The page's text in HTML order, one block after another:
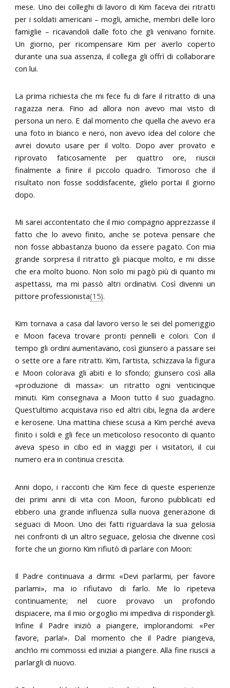
mese. Uno dei colleghi di lavoro di Kim faceva dei ritratti
per i soldati americani – mogli, amiche, membri delle loro
famiglie – ricavandoli dalle foto che gli venivano fornite.
Un giorno, per ricompensare Kim per averlo coperto
durante una sua assenza, il collega gli offrì di collaborare
con lui.
La prima richiesta che mi fece fu di fare il ritratto di una
ragazza nera. Fino ad allora non avevo mai visto di
persona un nero. E dal momento che quella che avevo era
una foto in bianco e nero, non avevo idea del colore che
avrei dovuto usare per il volto. Dopo aver provato e
riprovato faticosamente per quattro ore, riuscii
finalmente a finire il piccolo quadro. Timoroso che il
risultato non fosse soddisfacente, glielo portai il giorno
dopo.
Mi sarei accontentato che il mio compagno apprezzasse il
fatto che lo avevo finito, anche se poteva pensare che
non fosse abbastanza buono da essere pagato. Con mia
grande sorpresa il ritratto gli piacque molto, e mi disse
che era molto buono. Non solo mi pagò più di quanto mi
aspettassi, ma mi passò altri ordinativi. Così divenni un
pittore professionista(15).
Kim tornava a casa dal lavoro verso le sei del pomeriggio
e Moon faceva trovare pronti pennelli e colori. Con il
tempo gli ordini aumentavano, così giunsero a passare sei
o sette ore a fare ritratti. Kim, l’artista, schizzava la figura
e Moon colorava gli abiti e lo sfondo; giunsero così alla
«produzione di massa»: un ritratto ogni venticinque
minuti. Kim consegnava a Moon tutto il suo guadagno.
Quest’ultimo acquistava riso ed altri cibi, legna da ardere
e kerosene. Una mattina chiese scusa a Kim perché aveva
finito i soldi e gli fece un meticoloso resoconto di quanto
aveva speso in cibo ed in viaggi per i visitatori, il cui
numero era in continua crescita.
Anni dopo, i racconti che Kim fece di queste esperienze
dei primi anni di vita con Moon, furono pubblicati ed
ebbero una grande influenza sulla nuova generazione di
seguaci di Moon. Uno dei fatti riguardava la sua gelosia
nei confronti di un altro seguace, gelosia che divenne così
forte che un giorno Kim rifiutò di parlare con Moon:
Il Padre continuava a dirmi: «Devi parlarmi, per favore
parlami», ma io rifiutavo di farlo. Me lo ripeteva
continuamente; nel cuore provavo un profondo
dispiacere, ma il mio orgoglio mi impediva di rispondergli.
Infine il Padre iniziò a piangere, implorandomi: «Per
favore, parla!». Dal momento che il Padre piangeva,
anch’io mi commossi ed iniziai a piangere. Alla fine riuscii a
parlargli di nuovo.